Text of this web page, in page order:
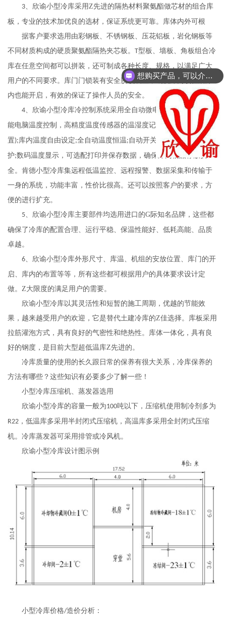
3 欣谕小型冷库采用Z先进的隔热材料聚氨酯做芯材的组合库
板，专业的技术加优良的选材，保证系统更可靠。库体内外可根
据客户要求选用由彩钢板、不锈钢板、压花铝板，岩化钢板等
不同材质构成的硬质聚氨酯隔热夹芯板。T型板、墙板、角板组合冷
库在任意空间都可以拼装，还可制成各种长度、规格，以满足广大
用户的不同要求。库门门锁装有安全脱锁装置，既便库门锁住后库
内也能开启，有效的保证了操作人员的安全。
4 、欣谕小型冷库冷控制系统采用全自动微电脑电气控制技术 智
能电脑温度控制，高精度温度传感器的温湿度记录仪(配有报警装
置); 库内温度自由设定;全自动温度恒温; 自动开关机,无须人工操作监
护;数码温度显示，可选配打印并保存数据，确保库内物品存放安
全。肯德小型冷库集远程低温监控、远程报警、数据采集和传输于
一身的系统，功能丰富，性价比很高。还可以按照客户的要求，方
便的进行扩充。
5 、欣谕小型冷库主要部件均选用进口的G际知名品牌，这些都
确保了冷库的配置合理、运行平稳、保温性能好、低耗高能、品质
卓越。
6 、欣谕小型冷库外形尺寸、库温、机组的安放位置、库门的开
启、库内的布置等等，所有这些都可根据用户的具体要求设计定
做。Z大限度的满足用户的需要。
欣谕小型冷库以其灵活性和短暂的施工周期，优越的节能效
果，越来越受用户的欢迎，它是替代土建冷库的Z佳选择。库板采用
拉筋灌泡方式，具有良好的气密性和绝热性。库体一体化，具有良
好的钢度，是目前大型超低温库Z先进的。
冷库质量的使用的长久跟日常的保养有很大关系，冷库保养的
方法有哪些？这些知识有必要多少了解一些！
小型冷库压缩机、蒸发器选用
欣谕小型冷库的容量一般为100吨以下，压缩机使用制冷剂多为
R22 ，低温库多采用半封闭式压缩机，高温库多采用全封闭式压缩
机。冷库蒸发器可采用排管或冷风机。
欣谕小型冷库设计图示例
小型冷库价格/造价分析：
想购买产品，可以介绍下你们的产品么？